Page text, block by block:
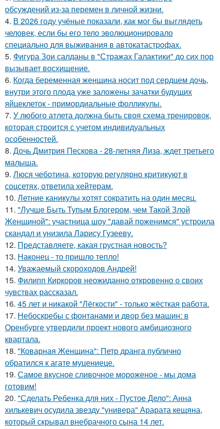
обсуждений из-за перемен в личной жизни.
4. В 2026 году учёные показали, как мог бы выглядеть
человек, если бы его тело эволюционировало
специально для выживания в автокатастpoфах.
5. Фигура Зои салданы в "Стражах Галактики" до сих пор
вызывает восхищение.
6. Когда беременная женщина носит под сердцем дочь,
внутри этого плода уже заложены зачатки будущих
яйцеклеток - примордиальные фолликулы.
7. У любого атлета должна быть своя схема тренировок,
которая строится с учетом индивидуальных
особенностей.
8. Дочь Дмитрия Пескова - 28-летняя Лиза, ждет третьего
малыша.
9. Люся чеботина, которую регулярно критикуют в
соцсетях, ответила хейтерам.
10. Летние каникулы хотят сократить на один месяц.
11. "Лучше Быть Тупым Блогером, чем Такой Злой
Женщиной": участница шоу "давай поженимся" устроила
скандал и унизила Ларису Гузееву.
12. Представляете, какая грустная новость?
13. Наконец - то пришло тепло!
14. Уважаемый скороходов Андрей!
15. Филипп Киркоров неожиданно откровенно о своих
чувствах рассказал.
16. 45 лет и никакой "Лёгкости" - только жёсткая работа.
17. Небоскребы с фонтанами и двор без машин: в
Оренбурге утвердили проект нового амбициозного
квартала.
18. "Коварная Женщина": Петр дранга публично
обратился к агате муцениеце.
19. Самое вкусное сливочное мороженое - мы дома
готовим!
20. "Сделать Ребенка для них - Пустое Дело": Анна
хилькевич осудила звезду "универа" Арарата кещяна,
который скрывал внебрачного сына 14 лет.